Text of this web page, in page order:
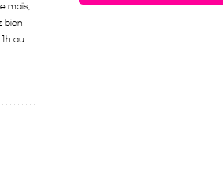
maïs,
bien
au